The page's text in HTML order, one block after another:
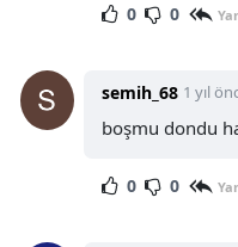
0 0
semih_68 1 yıl
boşmu dondu
0 0